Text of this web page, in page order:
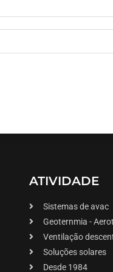
ATIVIDADE
Sistemas de avac
Geoternmia -
Ventilação
Soluções solares
Desde 1984